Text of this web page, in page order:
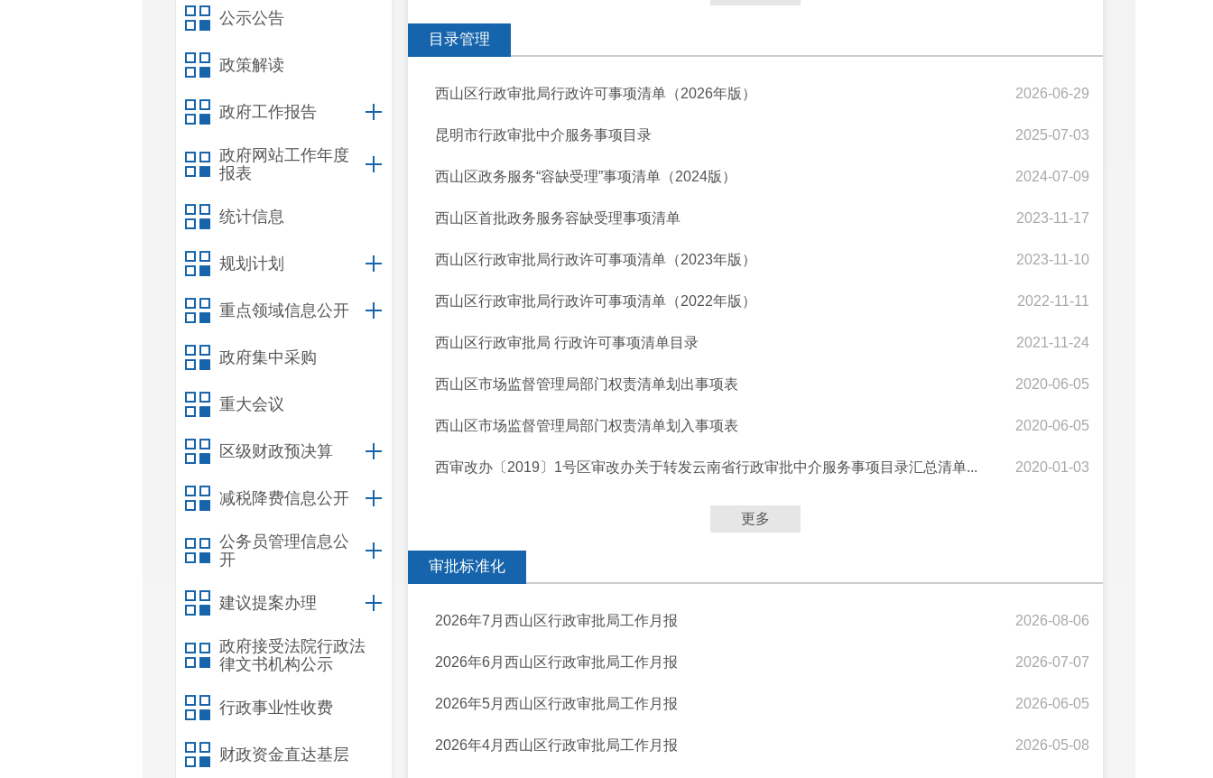
公示公告
政策解读
政府工作报告
政府网站工作年度
报表
统计信息
规划计划
重点领域信息公开
政府集中采购
重大会议
区级财政预决算
减税降费信息公开
公务员管理信息公
开
建议提案办理
政府接受法院行政法
律文书机构公示
行政事业性收费
财政资金直达基层
目录管理
西山区行政审批局行政许可事项清单（2026年版） 2026-06-29
昆明市行政审批中介服务事项目录 2025-07-03
西山区政务服务“容缺受理”事项清单（2024版） 2024-07-09
西山区首批政务服务容缺受理事项清单 2023-11-17
西山区行政审批局行政许可事项清单（2023年版） 2023-11-10
西山区行政审批局行政许可事项清单（2022年版） 2022-11-11
西山区行政审批局 行政许可事项清单目录 2021-11-24
西山区市场监督管理局部门权责清单划出事项表 2020-06-05
西山区市场监督管理局部门权责清单划入事项表 2020-06-05
西审改办〔2019〕1号区审改办关于转发云南省行政审批中介服务事项目录汇总清单... 2020-01-03
更多
审批标准化
2026年7月西山区行政审批局工作月报 2026-08-06
2026年6月西山区行政审批局工作月报 2026-07-07
2026年5月西山区行政审批局工作月报 2026-06-05
2026年4月西山区行政审批局工作月报 2026-05-08